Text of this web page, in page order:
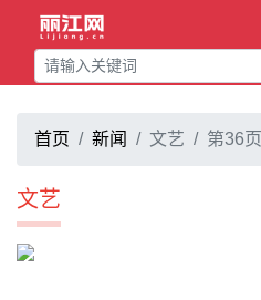
首页 新闻 文艺 第36页
文艺